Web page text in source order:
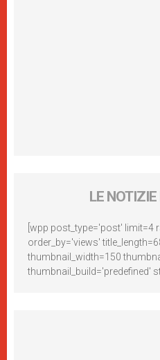
LE
[wpp post_type='post' limit=4
order_by='views'
thumbnail_width=150
thumbnail_build='predefined'